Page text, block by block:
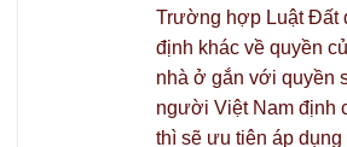
Trường hợp Luật Đất
định khác về quyền
nhà ở gắn với quyền
người Việt Nam định
thì sẽ ưu tiên áp